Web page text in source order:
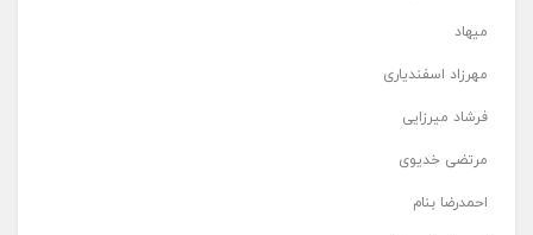
میهاد
مهرزاد اسفندیاری
فرشاد میرزایی
مرتضی خدیوی
احمدرضا بنام